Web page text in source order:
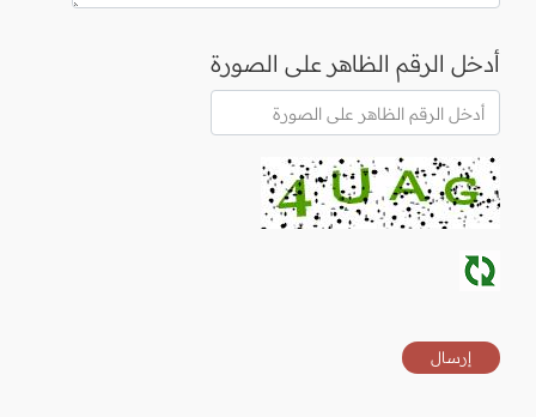
أدخل الرقم الظاهر على الصورة